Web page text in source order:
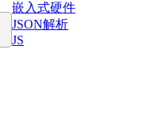
嵌入式硬件
JSON解析
JS